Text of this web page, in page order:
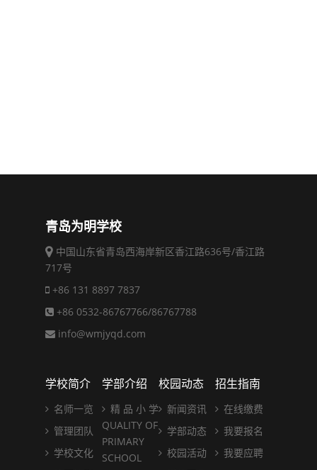
青岛为明学校
中国山东省青岛西海岸新区香江路636号/香江路
717号
+86 131 8897 7837
+86 0532-86767766/86767788
info@wmjyqd.com
学校简介
名师一览
管理团队
学校文化
学部介绍
精 品 小 学
QUALITY OF
PRIMARY
SCHOOL
校园动态
新闻资讯
学部动态
校园活动
招生指南
在线缴费
我要报名
我要应聘